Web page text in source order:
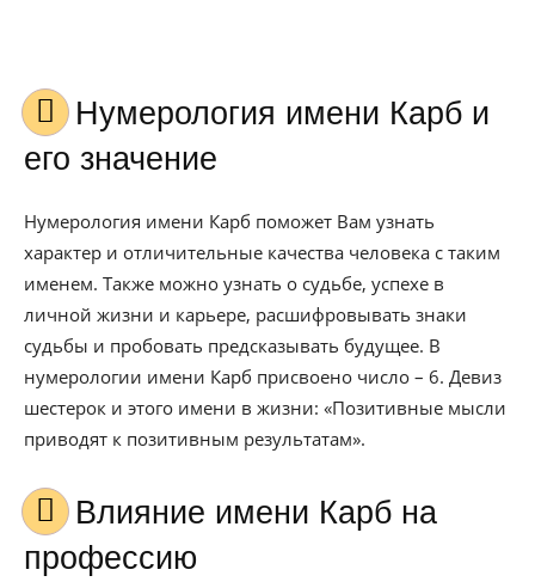
Нумерология имени Карб и
его значение
Нумерология имени Карб поможет Вам узнать
характер и отличительные качества человека с таким
именем. Также можно узнать о судьбе, успехе в
личной жизни и карьере, расшифровывать знаки
судьбы и пробовать предсказывать будущее. В
нумерологии имени Карб присвоено число – 6. Девиз
шестерок и этого имени в жизни: «Позитивные мысли
приводят к позитивным результатам».
Влияние имени Карб на
профессию